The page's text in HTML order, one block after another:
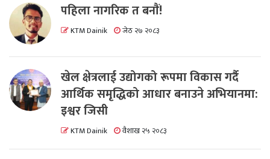
पहिला नागरिक त बनाैं!
KTM Dainik जेठ २७ २०८३
खेल क्षेत्रलाई उद्योगको रूपमा विकास गर्दै
आर्थिक समृद्धिको आधार बनाउने अभियानमा:
इश्वर जिसी
KTM Dainik वैशाख २५ २०८३